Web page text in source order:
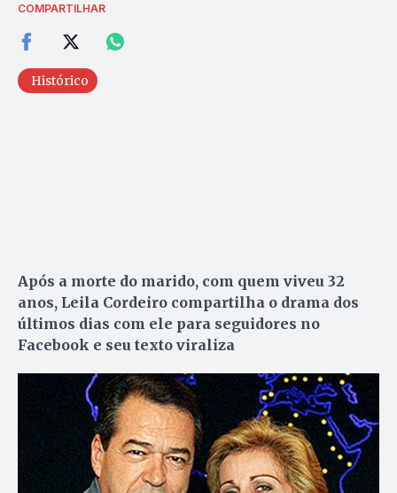
COMPARTILHAR
Histórico
Após a morte do marido, com quem viveu 32
anos, Leila Cordeiro compartilha o drama dos
últimos dias com ele para seguidores no
Facebook e seu texto viraliza